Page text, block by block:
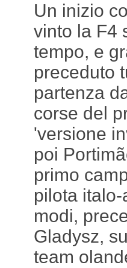
Un inizio
vinto la F4
tempo, e
preceduto
partenza
corse del
'versione
poi
primo
pilota
modi,
Gladysz,
team